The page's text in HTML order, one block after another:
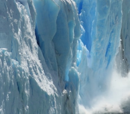
Film değil
Akıntısı
çökebileceği
çökmesi
dondurucuya